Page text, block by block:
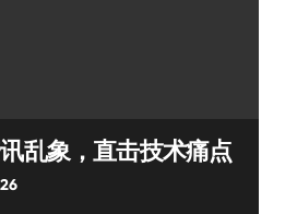
乱象，直击技术痛点